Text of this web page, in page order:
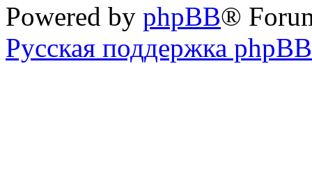
Powered by phpBB®
Русская поддержка phpBB